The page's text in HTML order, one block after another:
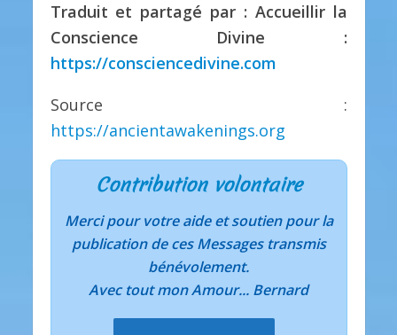
Traduit et partagé par : Accueillir la
Conscience Divine :
https://consciencedivine.com
Source :
https://ancientawakenings.org
Contribution volontaire
Merci pour votre aide et soutien pour la
publication de ces Messages transmis
bénévolement.
Avec tout mon Amour... Bernard